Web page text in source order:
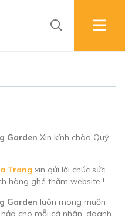
Garden Xin kính chào Quý
Trang xin gửi lời chúc sức
hàng ghé thăm website !
Garden luôn mong muốn
cho mỗi cá nhân, doanh